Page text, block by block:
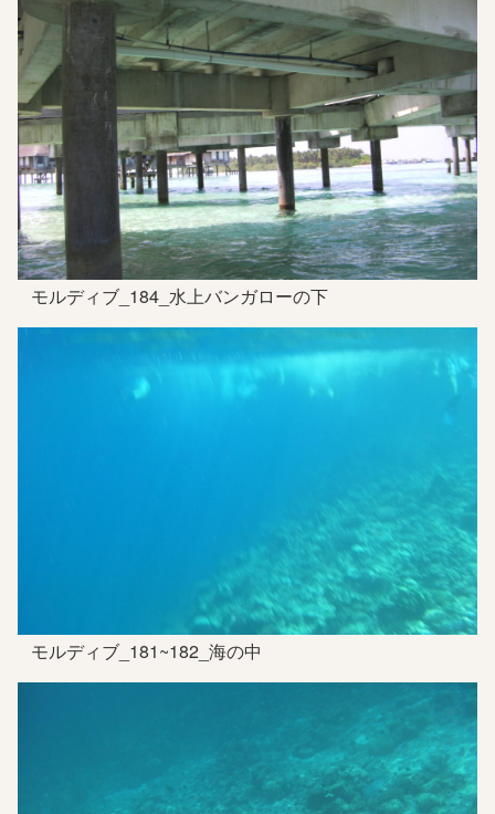
モルディブ_184_水上バンガローの下
モルディブ_181~182_海の中